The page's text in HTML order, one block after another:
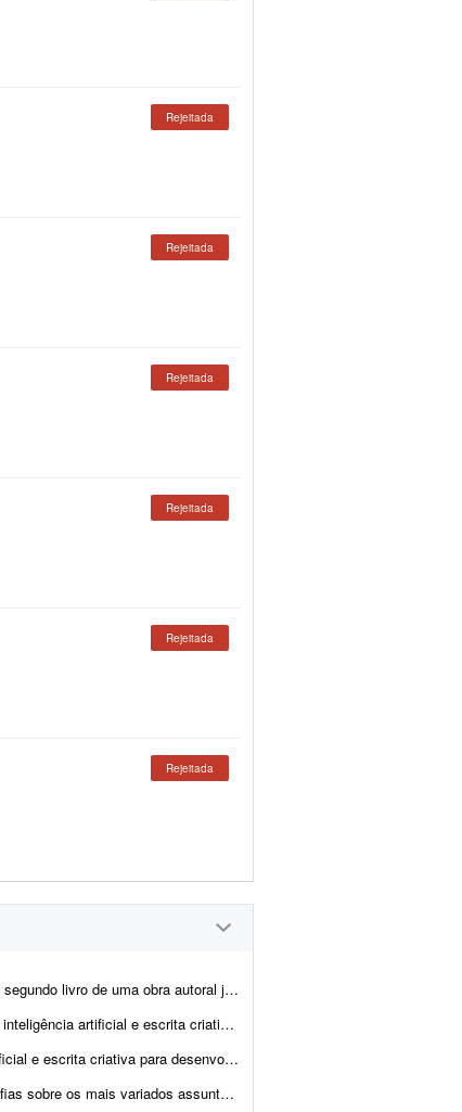
Rejeitada
Rejeitada
Rejeitada
Rejeitada
Rejeitada
Rejeitada
será uma continuação direta do primeiro livro, mantendo ...
de memórias e reflexões, com aproximadamente 30.000 p...
com aproximadamente 10 mil palavras cada, utilizando f...
O freelancer deve transformar cada imagem em um texto ...